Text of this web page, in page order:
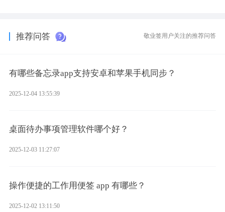
推荐问答 敬业签用户关注的推荐问答
有哪些备忘录app支持安卓和苹果手机同步？
2025-12-04 13:55:39
桌面待办事项管理软件哪个好？
2025-12-03 11:27:07
操作便捷的工作用便签 app 有哪些？
2025-12-02 13:11:50